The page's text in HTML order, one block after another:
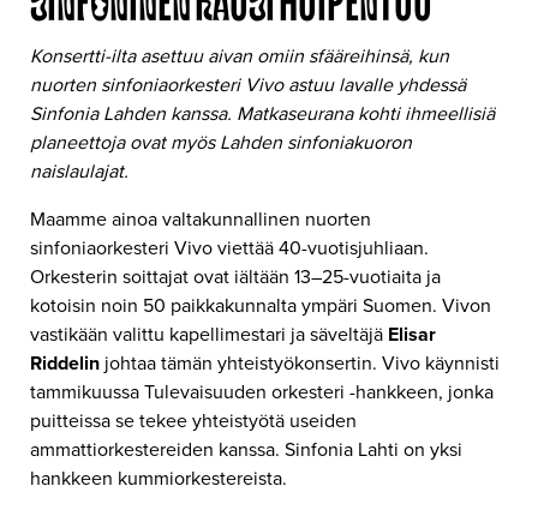
Konsertti-ilta asettuu aivan omiin sfääreihinsä, kun
nuorten sinfoniaorkesteri Vivo astuu lavalle yhdessä
Sinfonia Lahden kanssa. Matkaseurana kohti ihmeellisiä
planeettoja ovat myös Lahden sinfoniakuoron
naislaulajat.
Maamme ainoa valtakunnallinen nuorten
sinfoniaorkesteri Vivo viettää 40-vuotisjuhliaan.
Orkesterin soittajat ovat iältään 13–25-vuotiaita ja
kotoisin noin 50 paikkakunnalta ympäri Suomen. Vivon
vastikään valittu kapellimestari ja säveltäjä Elisar
Riddelin johtaa tämän yhteistyökonsertin. Vivo käynnisti
tammikuussa Tulevaisuuden orkesteri -hankkeen, jonka
puitteissa se tekee yhteistyötä useiden
ammattiorkestereiden kanssa. Sinfonia Lahti on yksi
hankkeen kummiorkestereista.